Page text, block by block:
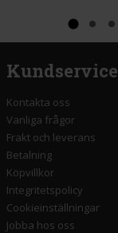
Kundservice
Kontakta oss
Vanliga frågor
Frakt och leverans
Betalning
Köpvillkor
Integritetspolicy
Cookieinställningar
Jobba hos oss